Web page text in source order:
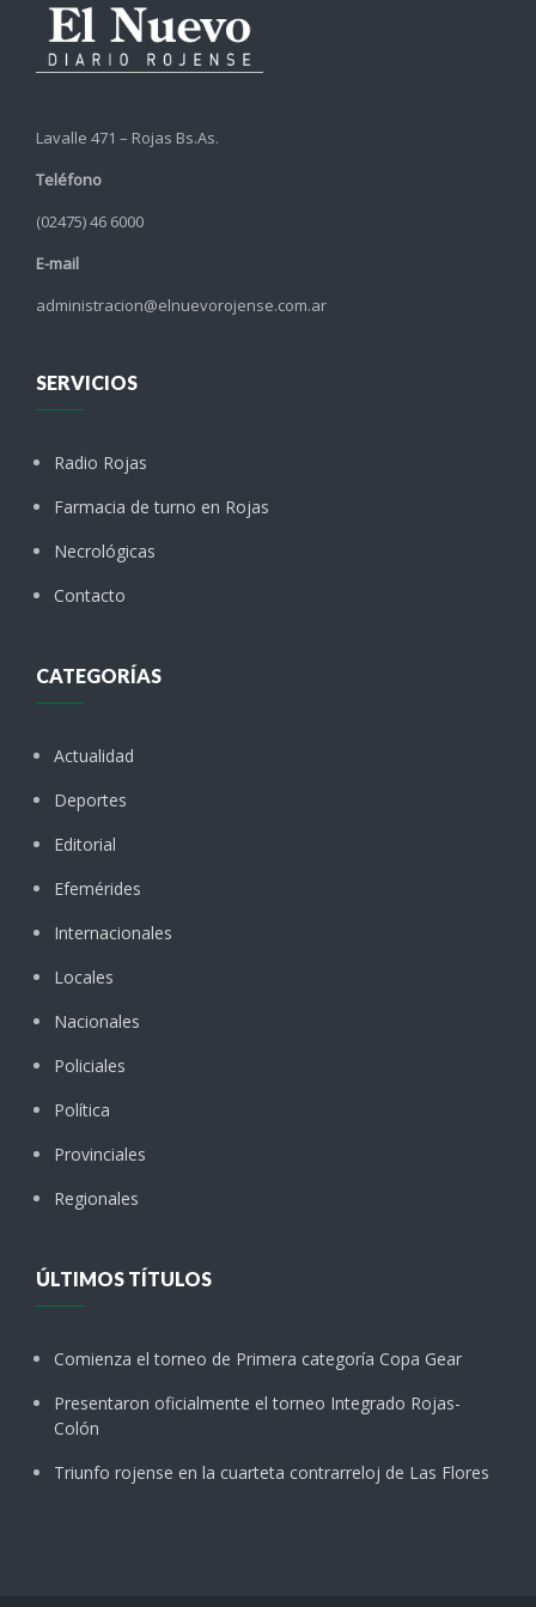
Lavalle 471 – Rojas Bs.As.
Teléfono
(02475) 46 6000
E-mail
administracion@elnuevorojense.com.ar
SERVICIOS
Radio Rojas
Farmacia de turno en Rojas
Necrológicas
Contacto
CATEGORÍAS
Actualidad
Deportes
Editorial
Efemérides
Internacionales
Locales
Nacionales
Policiales
Política
Provinciales
Regionales
ÚLTIMOS TÍTULOS
Comienza el torneo de Primera categoría Copa Gear
Presentaron oficialmente el torneo Integrado Rojas-
Colón
Triunfo rojense en la cuarteta contrarreloj de Las Flores